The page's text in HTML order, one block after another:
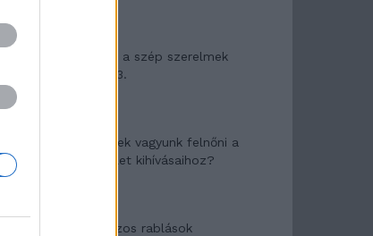
Panna és a szép szerelmek
mítosza 3.
Képtelenek vagyunk felnőni a
felnőtt élet kihívásaihoz?
Altatógázos rablások